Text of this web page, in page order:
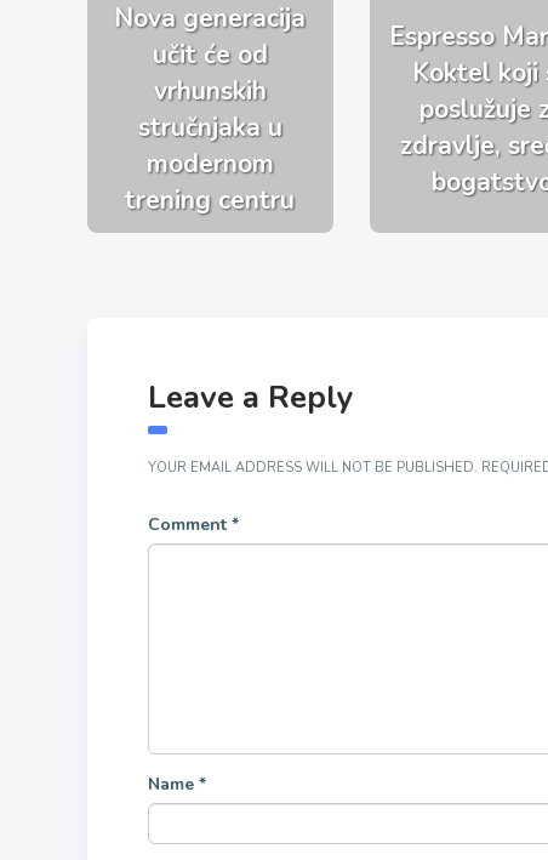
Nova generacija
učit će od
vrhunskih
stručnjaka u
modernom
trening centru
Espresso
Koktel koji
poslužuje
zdravlje,
Leave a Reply
YOUR EMAIL ADDRESS WILL NOT BE PUBLISHED.
Comment *
Name *